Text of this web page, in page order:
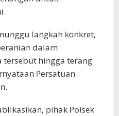
langkah konkret,
dalam
tersebut hingga terang
Persatuan
pihak Polsek